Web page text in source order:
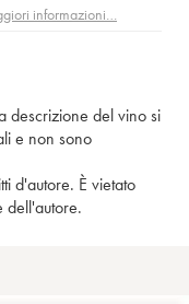
informazioni…
descrizione del vino si
e non sono
d'autore. È vietato
dell'autore.